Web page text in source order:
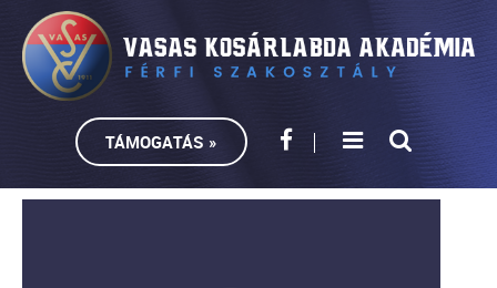
TÁMOGATÁS »